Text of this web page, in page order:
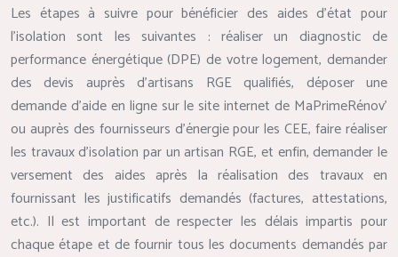
Les étapes à suivre pour bénéficier des aides d’état pour
l’isolation sont les suivantes : réaliser un diagnostic de
performance énergétique (DPE) de votre logement, demander
des devis auprès d’artisans RGE qualifiés, déposer une
demande d’aide en ligne sur le site internet de MaPrimeRénov’
ou auprès des fournisseurs d’énergie pour les CEE, faire réaliser
les travaux d’isolation par un artisan RGE, et enfin, demander le
versement des aides après la réalisation des travaux en
fournissant les justificatifs demandés (factures, attestations,
etc.). Il est important de respecter les délais impartis pour
chaque étape et de fournir tous les documents demandés par